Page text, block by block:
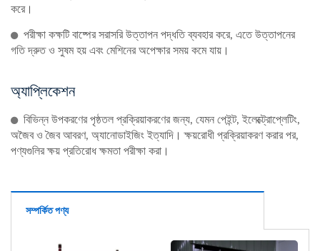
করে।
পরীক্ষা কক্ষটি বাষ্পের সরাসরি উত্তাপন পদ্ধতি ব্যবহার করে, এতে উত্তাপনের
গতি দ্রুত ও সুষম হয় এবং মেশিনের অপেক্ষার সময় কমে যায়।
অ্যাপ্লিকেশন
বিভিন্ন উপকরণের পৃষ্ঠতল প্রক্রিয়াকরণের জন্য, যেমন পেইন্ট, ইলেক্ট্রোপ্লেটিং,
অজৈব ও জৈব আবরণ, অ্যানোডাইজিং ইত্যাদি। ক্ষয়রোধী প্রক্রিয়াকরণ করার পর,
পণ্যগুলির ক্ষয় প্রতিরোধ ক্ষমতা পরীক্ষা করা।
সম্পর্কিত পণ্য